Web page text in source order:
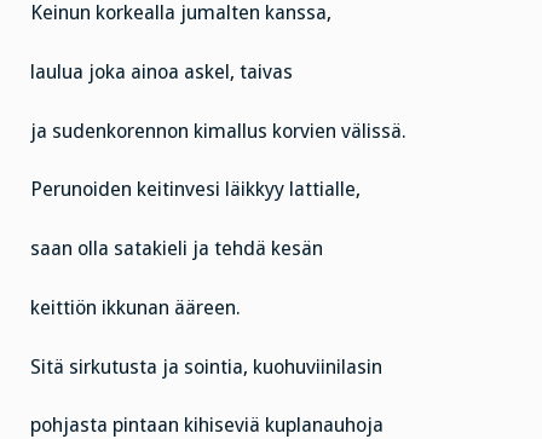
Keinun korkealla jumalten kanssa,
laulua joka ainoa askel, taivas
ja sudenkorennon kimallus korvien välissä.
Perunoiden keitinvesi läikkyy lattialle,
saan olla satakieli ja tehdä kesän
keittiön ikkunan ääreen.
Sitä sirkutusta ja sointia, kuohuviinilasin
pohjasta pintaan kihiseviä kuplanauhoja